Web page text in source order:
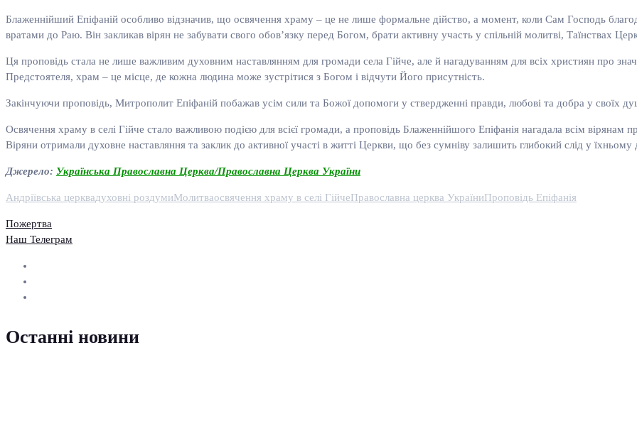
Блаженнійший Епіфаній особливо відзначив, що освячення храму – це не лише формальне дійство, а момент, коли Сам Господь
вратами до Раю. Він закликав вірян не забувати свого обов’язку перед Богом, брати активну участь у спільній молитві, Таїнствах
Ця проповідь стала не лише важливим духовним наставлянням для громади села Гійче, але й нагадуванням для всіх християн про
Предстоятеля, храм – це місце, де кожна людина може зустрітися з Богом і відчути Його присутність.
Закінчуючи проповідь, Митрополит Епіфаній побажав усім сили та Божої допомоги у ствердженні правди, любові та добра у своїх
Освячення храму в селі Гійче стало важливою подією для всієї громади, а проповідь Блаженнійшого Епіфанія нагадала всім вірянам
Віряни отримали духовне наставляння та заклик до активної участі в житті Церкви, що без сумніву залишить глибокий слід у
Джерело: Українська Православна Церква/Православна Церква України
Андріївська церквадуховні роздумиМолитваосвячення храму в селі ГійчеПравославна церква УкраїниПроповідь Епіфанія
Пожертва
Наш Телеграм
Останні новини